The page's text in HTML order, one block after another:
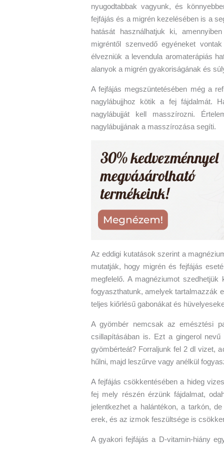
nyugodtabbak vagyunk, és
fejfájás és a migrén kezelésében is a
hatását használhatjuk ki,
migréntől szenvedő egyéneket
élvezniük a levendula aromaterápiás
alanyok a migrén gyakoriságának és
A fejfájás megszüntetésében még a
nagylábujjhoz kötik a fej fájdalmát.
nagylábujját kell masszírozni.
nagylábujjának a masszírozása segíti.
Az eddigi kutatások szerint a
mutatják, hogy migrén és fejfájás
megfelelő. A magnéziumot
fogyaszthatunk, amelyek tartalmazzák
teljes kiőrlésű gabonákat és
A gyömbér nemcsak az emésztési
csillapításában is. Ezt a gingerol
gyömbérteát? Forraljunk fel 2 dl vizet,
hűlni, majd leszűrve vagy anélkül
A fejfájás csökkentésében a hideg
fej mely részén érzünk fájdalmat,
jelentkezhet a halántékon, a tarkón,
erek, és az izmok feszültsége is
A gyakori fejfájás a D-vitamin-hiány